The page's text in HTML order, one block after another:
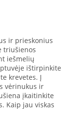
ir prieskonius
triušienos
iešmelių
ištirpinkite
krevetes. Į
vėrinukus ir
įkaitinkite
Kaip jau viskas